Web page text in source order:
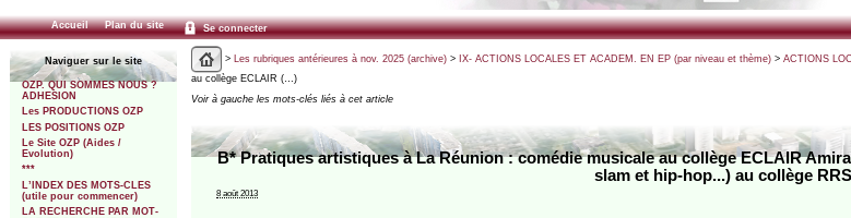
Accueil Plan du site Se connecter
Naviguer sur le site
OZP. QUI SOMMES NOUS ?
ADHESION
Les PRODUCTIONS OZP
LES POSITIONS OZP
Le Site OZP (Aides /
Evolution)
***
L’INDEX DES MOTS-CLES
(utile pour commencer)
LA RECHERCHE PAR MOT-
> Les rubriques antérieures à nov. 2025 (archive)> IX- ACTIONS LOCALES ET ACADEM. EN EP (par niveau et thème)> ACTIONS
au collège ECLAIR (…)
Voir à gauche les mots-clés liés à cet article
B* Pratiques artistiques à La Réunion : comédie musicale au collège ECLAIR
slam et hip-hop...) au collège
8 août 2013